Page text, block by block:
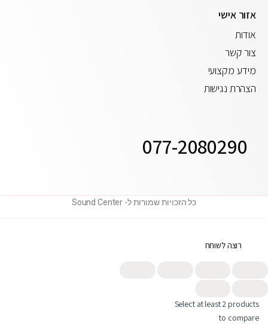
אזור אישי
אודות
צור קשר
מידע מקצועי
הצהרת נגישות
077-2080290
כל הזכויות שמורות ל- Sound Center
רוצה לשוחח
פנייה בוואטסאפ
Select at least 2 products
to compare